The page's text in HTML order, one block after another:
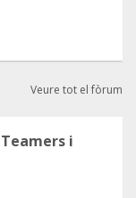
Veure tot el fòrum
i